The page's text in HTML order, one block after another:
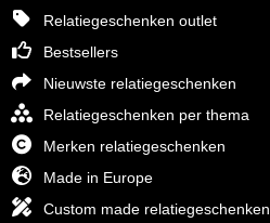
Relatiegeschenken outlet
Bestsellers
Nieuwste relatiegeschenken
Relatiegeschenken per thema
Merken relatiegeschenken
Made in Europe
Custom made relatiegeschenken